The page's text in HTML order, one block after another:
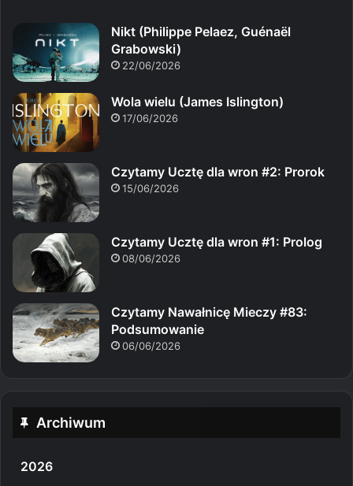
Nikt (Philippe Pelaez, Guénaël
Grabowski)
22/06/2026
Wola wielu (James Islington)
17/06/2026
Czytamy Ucztę dla wron #2: Prorok
15/06/2026
Czytamy Ucztę dla wron #1: Prolog
08/06/2026
Czytamy Nawałnicę Mieczy #83:
Podsumowanie
06/06/2026
Archiwum
2026